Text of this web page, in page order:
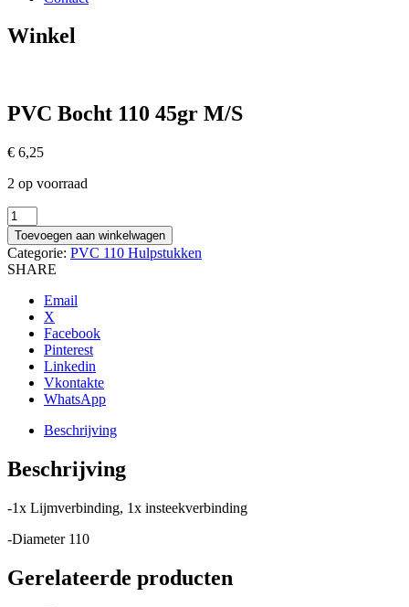
Winkel
PVC Bocht 110 45gr M/S
€ 6,25
2 op voorraad
PVC
Bocht
110
45gr
M/S
aantal
Toevoegen aan winkelwagen
Categorie: PVC 110 Hulpstukken
SHARE
Email
X
Facebook
Pinterest
Linkedin
Vkontakte
WhatsApp
Beschrijving
Beschrijving
-1x Lijmverbinding, 1x insteekverbinding
-Diameter 110
Gerelateerde producten